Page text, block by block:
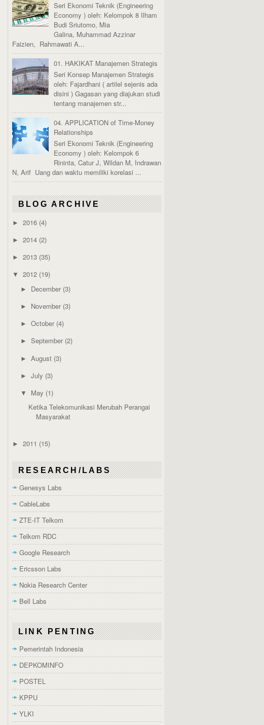
Seri Ekonomi Teknik (Engineering
Economy ) oleh: Kelompok 8 Ilham
Budi Sriutomo, Mia
Galina, Muhammad Azzinar
Faizien, Rahmawati A...
01. HAKIKAT Manajemen Strategis
Seri Konsep Manajemen Strategis
oleh: Fajardhani ( artilel sejenis ada
disini ) Gagasan yang diajukan studi
tentang manajemen str...
04. APPLICATION of Time-Money
Relationships
Seri Ekonomi Teknik (Engineering
Economy ) oleh: Kelompok 6
Rininta, Catur J, Wildan M, Indrawan
N, Arif Uang dan waktu memiliki korelasi ...
BLOG ARCHIVE
► 2016 (4)
► 2014 (2)
► 2013 (35)
▼ 2012 (19)
► December (3)
► November (3)
► October (4)
► September (2)
► August (3)
► July (3)
▼ May (1)
Ketika Telekomunikasi Merubah Perangai
Masyarakat
► 2011 (15)
RESEARCH/LABS
Genesys Labs
CableLabs
ZTE-IT Telkom
Telkom RDC
Google Research
Ericsson Labs
Nokia Research Center
Bell Labs
LINK PENTING
Pemerintah Indonesia
DEPKOMINFO
POSTEL
KPPU
YLKI